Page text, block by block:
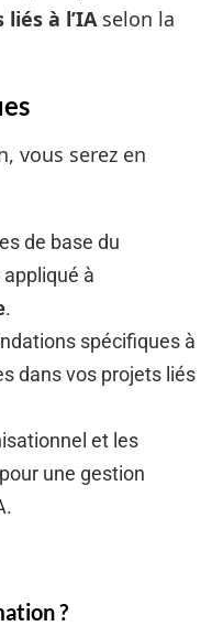
à l’IAselon la
vous serez en
de base du
appliqué à
.
spécifiques à
dans vos projets liés
et les
une gestion
?